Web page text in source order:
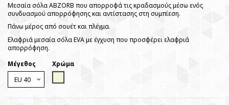
Μεσαία σόλα ABZORB που απορροφά τις κραδασμούς μέσω ενός
συνδυασμού απορρόφησης και αντίστασης στη συμπίεση.
Πάνω μέρος από σουέτ και πλέγμα.
Ελαφριά μεσαία σόλα EVA με έγχυση που προσφέρει ελαφριά
απορρόφηση.
Μέγεθος
Χρώμα